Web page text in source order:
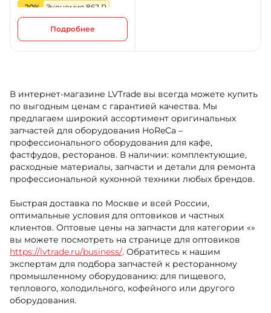
-20%
Экономия 862 ₽
Подробнее
В интернет-магазине LVTrade вы всегда можете купить
по выгодным ценам с гарантией качества. Мы
предлагаем широкий ассортимент оригинальных
запчастей для оборудования HoReCa –
профессионального оборудования для кафе,
фастфудов, ресторанов. В наличии: комплектующие,
расходные материалы, запчасти и детали для ремонта
профессиональной кухонной техники любых брендов.
Быстрая доставка по Москве и всей России,
оптимальные условия для оптовиков и частных
клиентов. Оптовые цены на запчасти для категории «»
вы можете посмотреть на странице для оптовиков
https://lvtrade.ru/business/. Обратитесь к нашим
экспертам для подбора запчастей к ресторанному
промышленному оборудованию: для пищевого,
теплового, холодильного, кофейного или другого
оборудования.